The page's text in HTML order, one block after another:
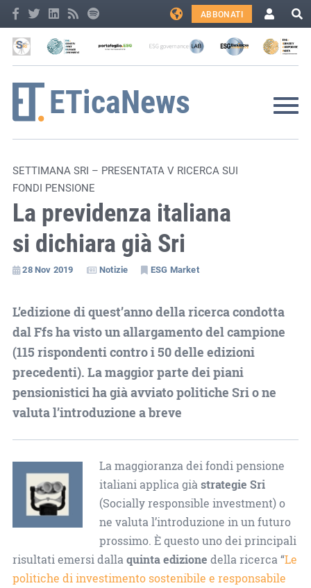
ABBONATI
SETTIMANA SRI – PRESENTATA V RICERCA SUI
FONDI PENSIONE
La previdenza italiana
si dichiara già Sri
28 Nov 2019 Notizie ESG Market
L’edizione di quest’anno della ricerca condotta
dal Ffs ha visto un allargamento del campione
(115 rispondenti contro i 50 delle edizioni
precedenti). La maggior parte dei piani
pensionistici ha già avviato politiche Sri o ne
valuta l’introduzione a breve
La maggioranza dei fondi pensione
italiani applica giàstrategie Sri
(Socially responsible investment) o
ne valuta l’introduzione in un futuro
prossimo. È questo uno dei principali
risultati emersi dallaquinta edizione della ricerca “Le
politiche di investimento sostenibile e responsabile